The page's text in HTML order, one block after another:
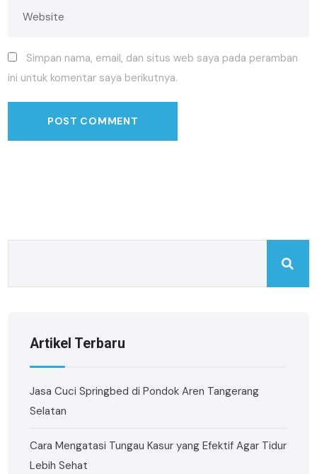
Simpan nama, email, dan situs web saya pada peramban
ini untuk komentar saya berikutnya.
Artikel Terbaru
Jasa Cuci Springbed di Pondok Aren Tangerang
Selatan
Cara Mengatasi Tungau Kasur yang Efektif Agar Tidur
Lebih Sehat